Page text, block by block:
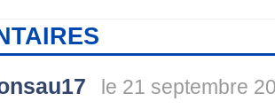
le 21 septembre